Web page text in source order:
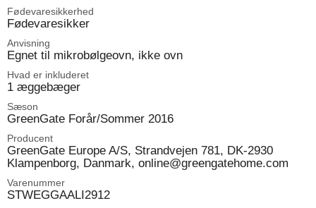
Fødevaresikkerhed
Fødevaresikker
Anvisning
Egnet til mikrobølgeovn, ikke ovn
Hvad er inkluderet
1 æggebæger
Sæson
GreenGate Forår/Sommer 2016
Producent
GreenGate Europe A/S, Strandvejen 781, DK-2930
Klampenborg, Danmark, online@greengatehome.com
Varenummer
STWEGGAALI2912